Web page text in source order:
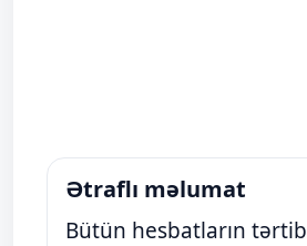
Ətraflı məlumat
Bütün hesbatların tərtib